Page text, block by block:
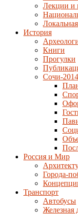
Лекции и
История
Книги
Прогулки
Сочи-2014
Россия и Мир
Города-
Транспорт
Автобусы
Железная